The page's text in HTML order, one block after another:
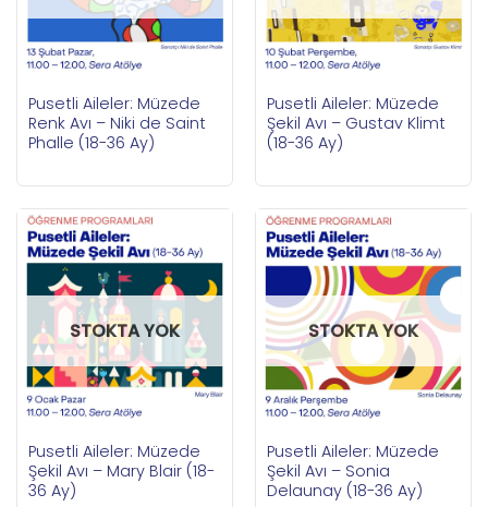
Pusetli Aileler: Müzede
Renk Avı – Niki de Saint
Phalle (18-36 Ay)
Pusetli Aileler: Müzede
Şekil Avı – Gustav Klimt
(18-36 Ay)
STOKTA YOK
Pusetli Aileler: Müzede
Şekil Avı – Mary Blair (18-
36 Ay)
STOKTA YOK
Pusetli Aileler: Müzede
Şekil Avı – Sonia
Delaunay (18-36 Ay)